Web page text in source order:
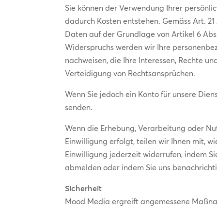
Sie können der Verwendung Ihrer
dadurch Kosten entstehen. Gemäss Art.
Daten auf der Grundlage von Artikel 6
Widerspruchs werden wir Ihre
nachweisen, die Ihre Interessen, Rechte
Verteidigung von Rechtsansprüchen.
Wenn Sie jedoch ein Konto für unsere
senden.
Wenn die Erhebung, Verarbeitung oder
Einwilligung erfolgt, teilen wir Ihnen mit,
Einwilligung jederzeit widerrufen, indem
abmelden oder indem Sie uns
Sicherheit
Mood Media ergreift angemessene